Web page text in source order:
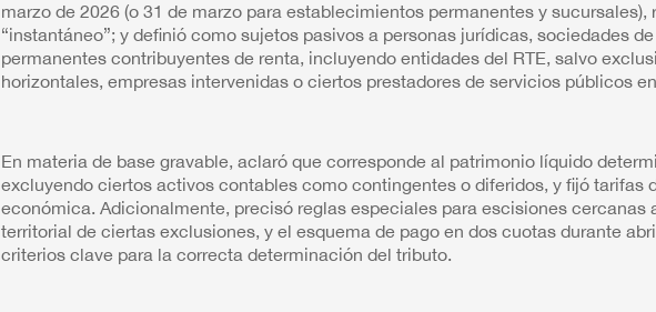
marzo de 2026 (o 31 de marzo para establecimientos permanentes y
“instantáneo”; y definió como sujetos pasivos a personas jurídicas, sociedades
permanentes contribuyentes de renta, incluyendo entidades del RTE, salvo
horizontales, empresas intervenidas o ciertos prestadores de servicios públicos
En materia de base gravable, aclaró que corresponde al patrimonio líquido
excluyendo ciertos activos contables como contingentes o diferidos, y fijó tarifas
económica. Adicionalmente, precisó reglas especiales para escisiones cercanas
territorial de ciertas exclusiones, y el esquema de pago en dos cuotas durante
criterios clave para la correcta determinación del tributo.